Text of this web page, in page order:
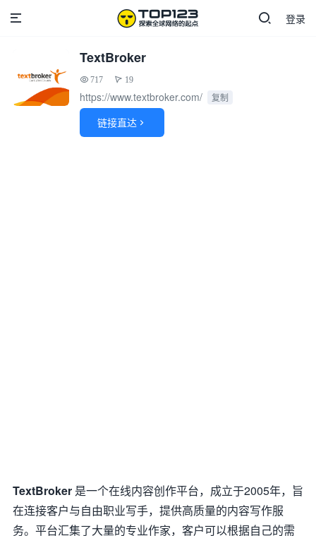
登录
TextBroker
717 19
https://www.textbroker.com/ 复制
链接直达 
TextBroker 是一个在线内容创作平台，成立于2005年，旨
在连接客户与自由职业写手，提供高质量的内容写作服
务。平台汇集了大量的专业作家，客户可以根据自己的需